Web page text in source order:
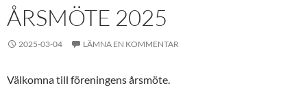
ÅRSMÖTE 2025
2025-03-04 LÄMNA EN KOMMENTAR
Välkomna till föreningens årsmöte.